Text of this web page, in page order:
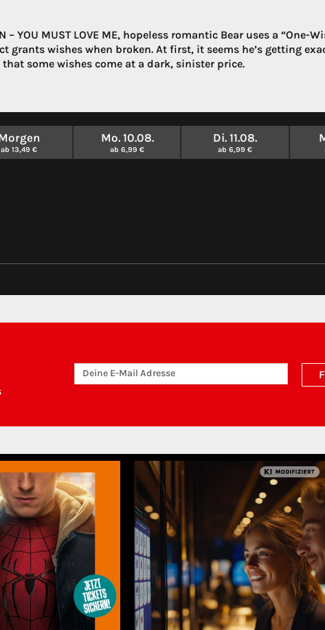
– YOU MUST LOVE ME, hopeless romantic Bear uses a
grants wishes when broken. At first, it seems he’s getting
that some wishes come at a dark, sinister price.
ab 13,49 €
Mo. 10.08.
ab 6,99 €
Di. 11.08.
ab 6,99 €